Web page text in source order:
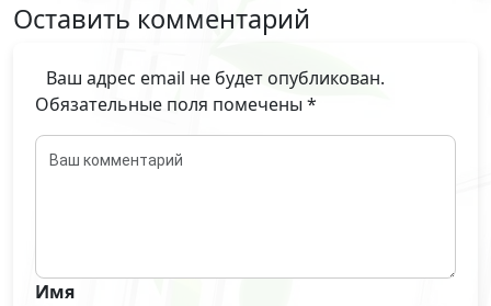
Оставить комментарий
Ваш адрес email не будет опубликован.
Обязательные поля помечены *
Имя